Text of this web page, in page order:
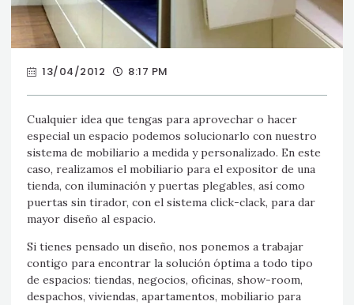
13/04/2012 8:17 PM
Cualquier idea que tengas para aprovechar o hacer
especial un espacio podemos solucionarlo con nuestro
sistema de mobiliario a medida y personalizado. En este
caso, realizamos el mobiliario para el expositor de una
tienda, con iluminación y puertas plegables, así como
puertas sin tirador, con el sistema click-clack, para dar
mayor diseño al espacio.
Si tienes pensado un diseño, nos ponemos a trabajar
contigo para encontrar la solución óptima a todo tipo
de espacios: tiendas, negocios, oficinas, show-room,
despachos, viviendas, apartamentos, mobiliario para